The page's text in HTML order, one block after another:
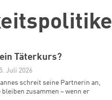
Täterkurs?
Juli 2026
schreit seine Partnerin an,
zusammen – wenn er